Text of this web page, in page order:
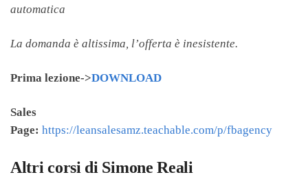
automatica
La domanda è altissima, l’offerta è inesistente.
Prima lezione->DOWNLOAD
Sales
Page: https://leansalesamz.teachable.com/p/fbagency
Altri corsi di Simone Reali